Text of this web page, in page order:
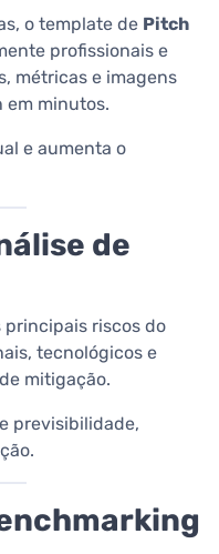
o template de Pitch
profissionais e
métricas e imagens
em minutos.
e aumenta o
de
principais riscos do
tecnológicos e
mitigação.
previsibilidade,